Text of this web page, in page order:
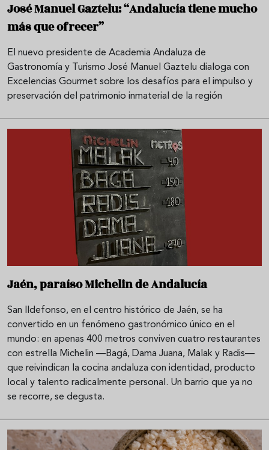
José Manuel Gaztelu: “Andalucía tiene mucho
más que ofrecer”
El nuevo presidente de Academia Andaluza de
Gastronomía y Turismo José Manuel Gaztelu dialoga con
Excelencias Gourmet sobre los desafíos para el impulso y
preservación del patrimonio inmaterial de la región
Jaén, paraíso Michelin de Andalucía
San Ildefonso, en el centro histórico de Jaén, se ha
convertido en un fenómeno gastronómico único en el
mundo: en apenas 400 metros conviven cuatro restaurantes
con estrella Michelin —Bagá, Dama Juana, Malak y Radis—
que reivindican la cocina andaluza con identidad, producto
local y talento radicalmente personal. Un barrio que ya no
se recorre, se degusta.